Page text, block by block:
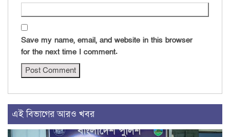
Save my name, email, and website in this browser
for the next time I comment.
এই বিভাগের আরও খবর